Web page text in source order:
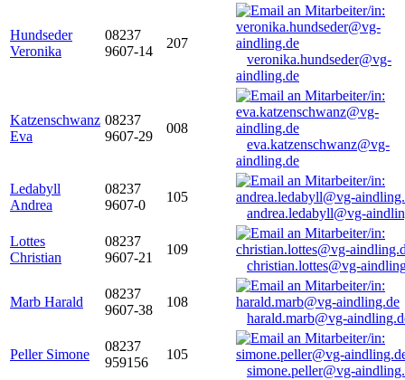
Hundseder
Veronika
08237
9607-14
207
veronika.hundseder@vg-
aindling.de
Katzenschwanz
Eva
08237
9607-29
008
eva.katzenschwanz@vg-
aindling.de
Ledabyll
Andrea
08237
9607-0
105
andrea.ledabyll@vg-
Lottes
Christian
08237
9607-21
109
christian.lottes@vg-
Marb Harald
08237
9607-38
108
harald.marb@vg-
Peller Simone
08237
959156
105
simone.peller@vg-